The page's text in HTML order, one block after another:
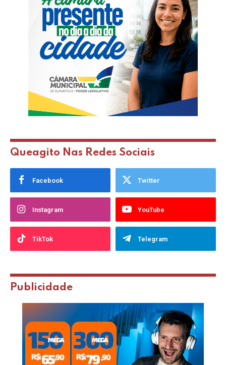
Queagito Nas Redes Sociais
Facebook Twitter
Instagram YouTube
TikTok Telegram
Publicidade